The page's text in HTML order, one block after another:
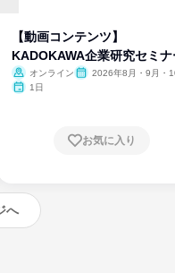
【動画コンテンツ】
KADOKAWA企業研究セミナ
オンライン
2026年8月・9月・
1日
お気に入り
へ